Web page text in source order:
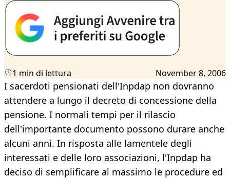
1 min di lettura November 8, 2006
I sacerdoti pensionati dell'Inpdap non dovranno
attendere a lungo il decreto di concessione della
pensione. I normali tempi per il rilascio
dell'importante documento possono durare anche
alcuni anni. In risposta alle lamentele degli
interessati e delle loro associazioni, l'Inpdap ha
deciso di semplificare al massimo le procedure ed